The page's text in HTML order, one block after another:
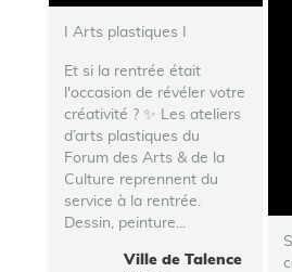
I Arts plastiques I
Et si la rentrée était
l'occasion de révéler votre
créativité ? ✨ Les ateliers
d’arts plastiques du
Forum des Arts & de la
Culture reprennent du
service à la rentrée.
Dessin, peinture...
Ville de Talence